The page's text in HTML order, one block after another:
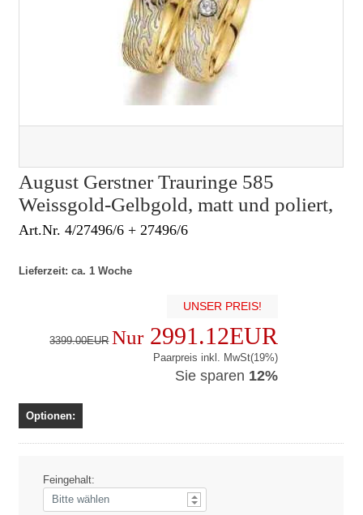
August Gerstner Trauringe 585
Weissgold-Gelbgold, matt und poliert,
Art.Nr. 4/27496/6 + 27496/6
Lieferzeit: ca. 1 Woche
UNSER PREIS!
3399.00EUR Nur2991.12EUR
Paarpreis inkl. MwSt(19%)
Sie sparen 12%
Optionen:
Feingehalt: